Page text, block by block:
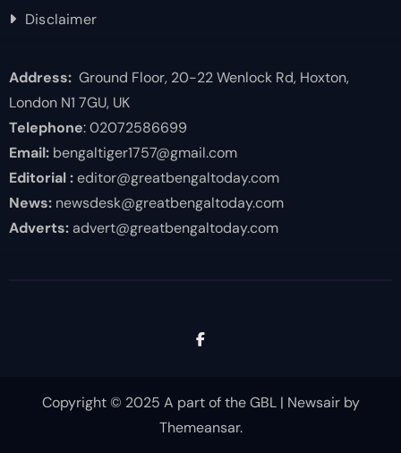
Disclaimer
Address:Ground Floor, 20-22 Wenlock Rd, Hoxton,
London N1 7GU, UK
Telephone: 02072586699
Email:bengaltiger1757@gmail.com
Editorial :editor@greatbengaltoday.com
News:newsdesk@greatbengaltoday.com
Adverts:advert@greatbengaltoday.com
Copyright © 2025 A part of the GBL | Newsairby
Themeansar.